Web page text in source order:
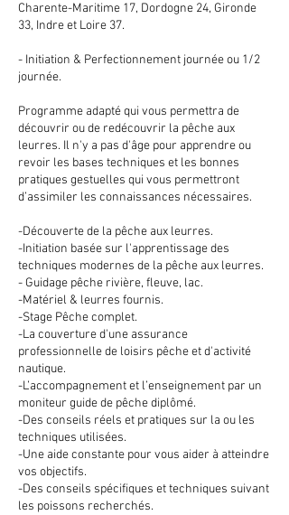
Charente-Maritime 17, Dordogne 24, Gironde
33, Indre et Loire 37.
- Initiation & Perfectionnement journée ou 1/2
journée.
Programme adapté qui vous permettra de
découvrir ou de redécouvrir la pêche aux
leurres. Il n'y a pas d'âge pour apprendre ou
revoir les bases techniques et les bonnes
pratiques gestuelles qui vous permettront
d’assimiler les connaissances nécessaires.
-Découverte de la pêche aux leurres.
-Initiation basée sur l'apprentissage des
techniques modernes de la pêche aux leurres.
- Guidage pêche rivière, fleuve, lac.
-Matériel & leurres fournis.
-Stage Pêche complet.
-La couverture d'une assurance
professionnelle de loisirs pêche et d'activité
nautique.
-L’accompagnement et l’enseignement par un
moniteur guide de pêche diplômé.
-Des conseils réels et pratiques sur la ou les
techniques utilisées.
-Une aide constante pour vous aider à atteindre
vos objectifs.
-Des conseils spécifiques et techniques suivant
les poissons recherchés.